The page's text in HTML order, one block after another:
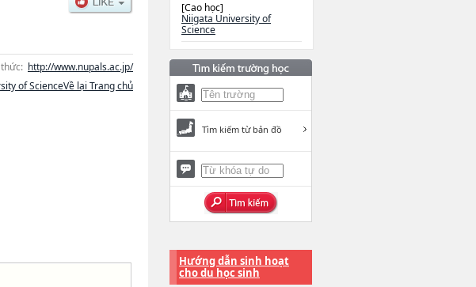
http://www.nupals.ac.jp/
of ScienceVề lại Trang chủ
[Cao học]
Niigata University of
Science
Tìm kiếm từ bản đồ
Hướng dẫn sinh hoạt
cho du học sinh